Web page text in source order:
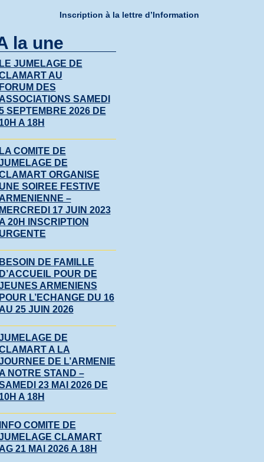
Inscription à la lettre d’Information
la une
JUMELAGE DE
AU
DES
SAMEDI
SEPTEMBRE 2026 DE
A 18H
COMITE DE
DE
ORGANISE
SOIREE FESTIVE
–
17 JUIN 2023
20H INSCRIPTION
DE FAMILLE
POUR DE
ARMENIENS
L’ECHANGE DU 16
25 JUIN 2026
DE
A LA
DE L’ARMENIE
NOTRE STAND –
23 MAI 2026 DE
A 18H
COMITE DE
CLAMART
21 MAI 2026 A 18H